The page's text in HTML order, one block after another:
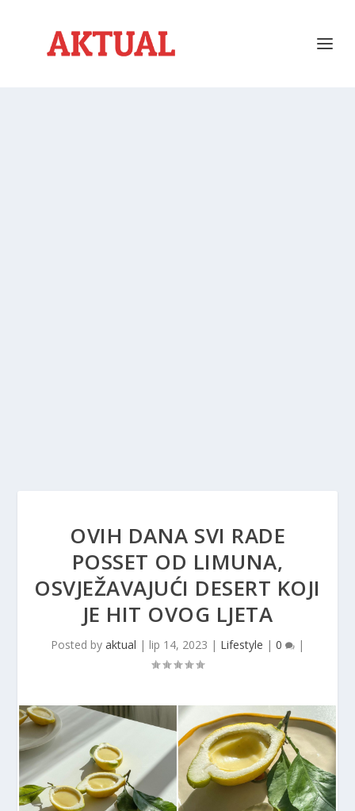
OVIH DANA SVI RADE
POSSET OD LIMUNA,
OSVJEŽAVAJUĆI DESERT KOJI
JE HIT OVOG LJETA
Posted by aktual | lip 14, 2023 | Lifestyle | 0 |